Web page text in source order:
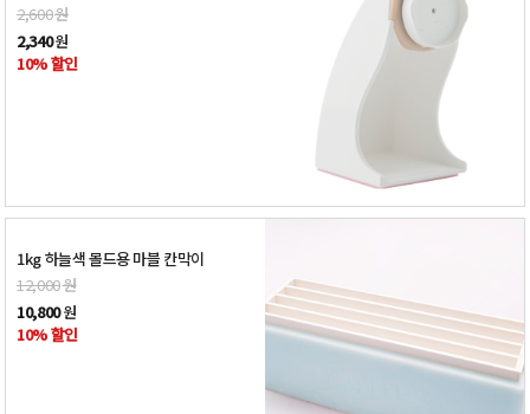
2,600원
2,340원
10% 할인
1kg 하늘색 몰드용 마블 칸막이
12,000원
10,800원
10% 할인